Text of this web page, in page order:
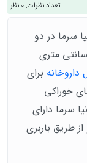
تعداد نظرات: 0 نظر
سرما در دو
مدب تک درب و دو درب در ابعاد 65 و 115 سانتی متری
برای
خوراکی
سرما دارای
طریق باربری